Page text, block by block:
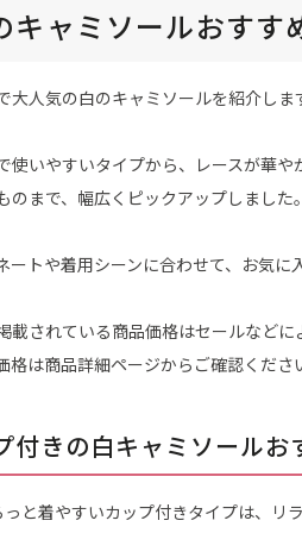
キャミソールおすす
大人気の白のキャミソールを紹介しま
使いやすいタイプから、レースが華
のまで、幅広くピックアップしました。
ートや着用シーンに合わせて、お気に
されている商品価格はセールなどに
格は商品詳細ページからご確認くださ
付きの白キャミソールお
と着やすいカップ付きタイプは、リ